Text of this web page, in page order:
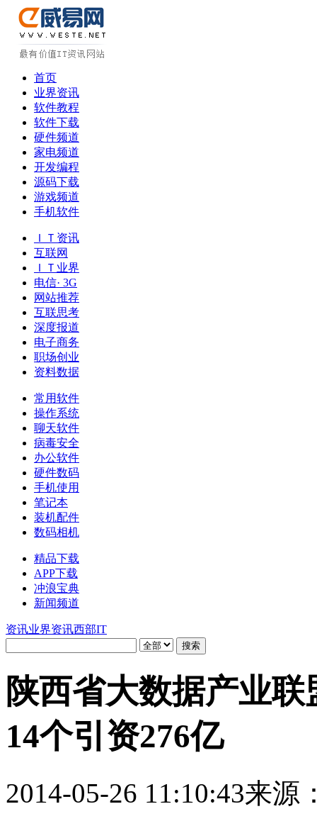
首页
业界资讯
软件教程
软件下载
硬件频道
家电频道
开发编程
源码下载
游戏频道
手机软件
ＩＴ资讯
互联网
ＩＴ业界
电信· 3G
网站推荐
互联思考
深度报道
电子商务
职场创业
资料数据
常用软件
操作系统
聊天软件
病毒安全
办公软件
硬件数码
手机使用
笔记本
装机配件
数码相机
精品下载
APP下载
冲浪宝典
新闻频道
资讯业界资讯西部IT
陕西省大数据产业
14个引资276亿
2014-05-26 11:10:43来源